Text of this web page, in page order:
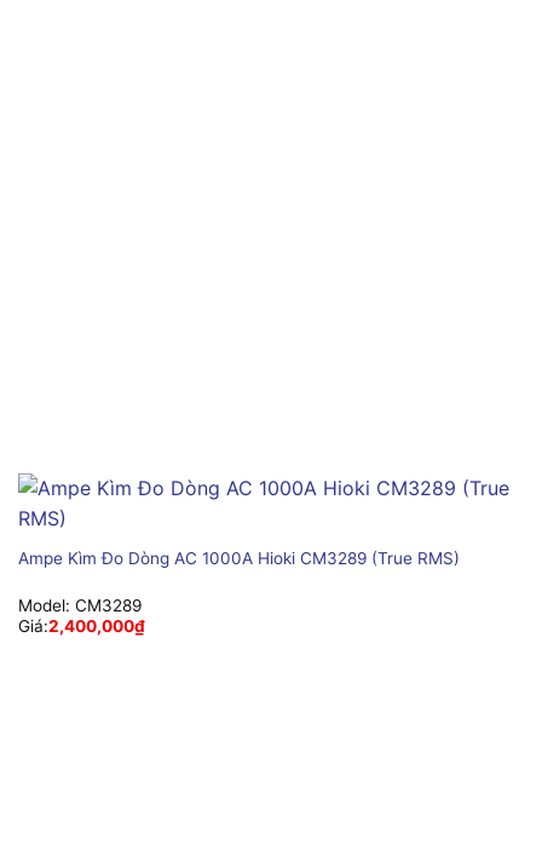
Ampe Kìm Đo Dòng AC 1000A Hioki CM3289 (True RMS)
Model: CM3289
Giá:2,400,000₫